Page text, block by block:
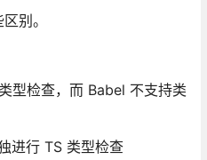
别。
型检查，而 Babel 不支持类
行 TS 类型检查